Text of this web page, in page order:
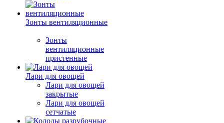
Зонты вентиляционные
Зонты
вентиляционные
пристенные
Лари для овощей
Лари для овощей
закрытые
Лари для овощей
сетчатые